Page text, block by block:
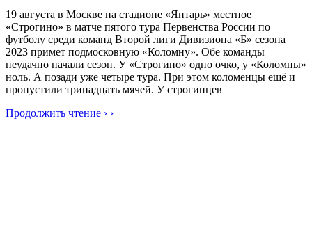
19 августа в Москве на стадионе «Янтарь» местное
«Строгино» в матче пятого тура Первенства России по
футболу среди команд Второй лиги Дивизиона «Б» сезона
2023 примет подмосковную «Коломну». Обе команды
неудачно начали сезон. У «Строгино» одно очко, у «Коломны»
ноль. А позади уже четыре тура. При этом коломенцы ещё и
пропустили тринадцать мячей. У строгинцев
Продолжить чтение › ›